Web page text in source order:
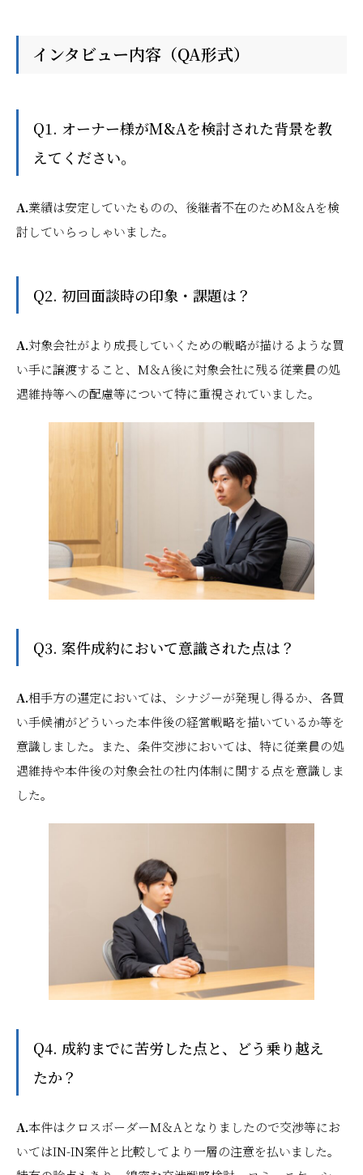
インタビュー内容（QA形式）
Q1. オーナー様がM&Aを検討された背景を教
えてください。
A.業績は安定していたものの、後継者不在のためM＆Aを検
討していらっしゃいました。
Q2. 初回面談時の印象・課題は？
A.対象会社がより成長していくための戦略が描けるような買
い手に譲渡すること、M＆A後に対象会社に残る従業員の処
遇維持等への配慮等について特に重視されていました。
Q3. 案件成約において意識された点は？
A.相手方の選定においては、シナジーが発現し得るか、各買
い手候補がどういった本件後の経営戦略を描いているか等を
意識しました。また、条件交渉においては、特に従業員の処
遇維持や本件後の対象会社の社内体制に関する点を意識しま
した。
Q4. 成約までに苦労した点と、どう乗り越え
たか？
A.本件はクロスボーダーM＆Aとなりましたので交渉等にお
いてはIN-IN案件と比較してより一層の注意を払いました。